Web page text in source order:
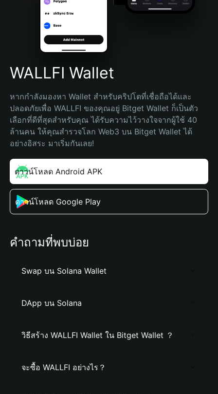
Português (Brasil)
Español (Argentina)
WALLFI Wallet
หากกำลังมองหา Wallet สำหรับคริปโตที่เชื่อถือได้และ
ปลอดภัยเพื่อ WALLFI ของคุณอยู่ Bitget Wallet ก็เป็นตัว
เลือกที่ดีที่สุดสำหรับคุณ ได้รับความไว้วางใจจากผู้ใช้ 40
ล้านคน ให้คุณสำรวจโลก Web3 บน Bitget Wallet ได้
อย่างอิสระ มาเริ่มกันเลย!
ดาวน์โหลด Android APK
ดาวน์โหลด Google Play
คำถามที่พบบ่อย
Swap บน Solana Wallet
DApp บน Solana
วิธีสร้าง WALLFI Wallet ใน Bitget Wallet ？
จะซื้อ WALLFI อย่างไร？